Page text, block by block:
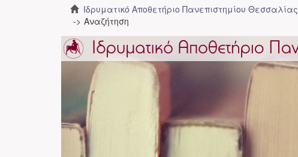
Ιδρυματικό Αποθετήριο Πανεπιστημίου Θεσσαλίας
Αναζήτηση